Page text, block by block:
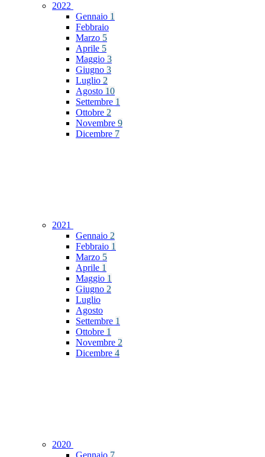
2022
Gennaio 1
Febbraio
Marzo 5
Aprile 5
Maggio 3
Giugno 3
Luglio 2
Agosto 10
Settembre 1
Ottobre 2
Novembre 9
Dicembre 7
2021
Gennaio 2
Febbraio 1
Marzo 5
Aprile 1
Maggio 1
Giugno 2
Luglio
Agosto
Settembre 1
Ottobre 1
Novembre 2
Dicembre 4
2020